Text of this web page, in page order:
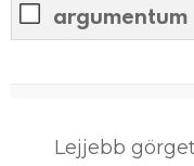
argumentum
Lejjebb